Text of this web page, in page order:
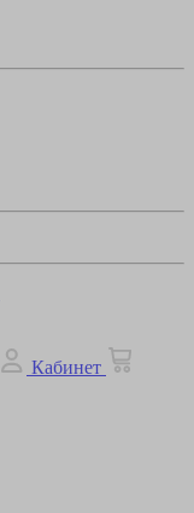
Кабинет